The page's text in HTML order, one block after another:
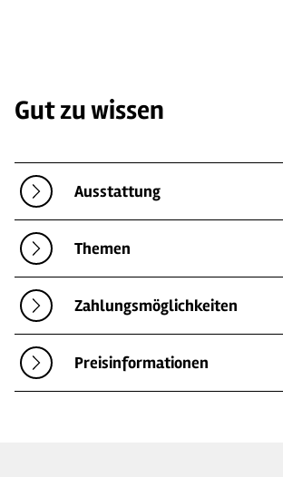
Gut zu wissen
Ausstattung
Themen
Zahlungsmöglichkeiten
Preisinformationen